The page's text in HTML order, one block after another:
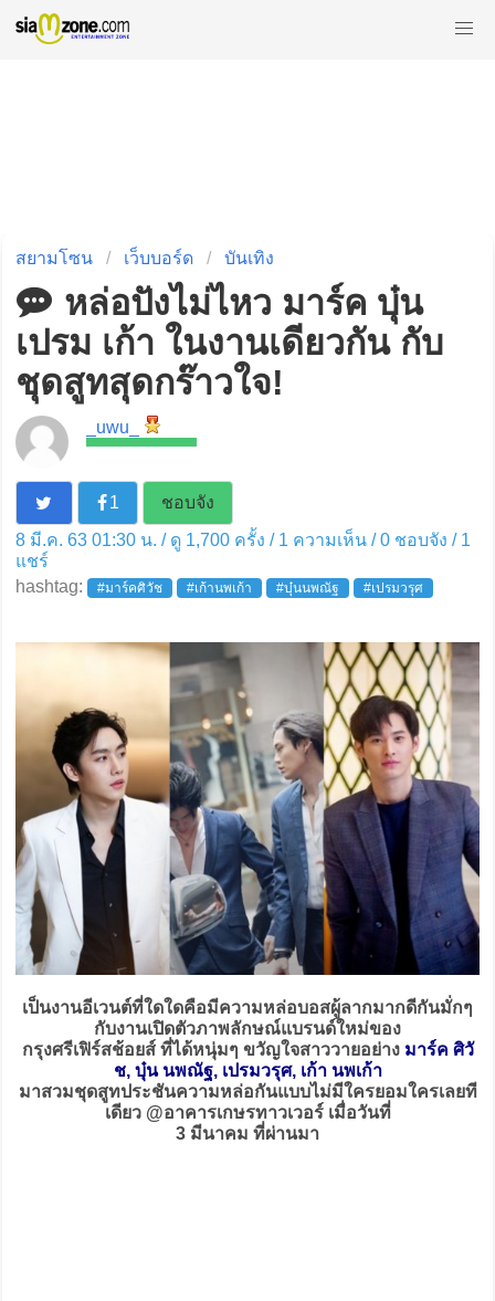
สยามโซน เว็บบอร์ด บันเทิง
หล่อปังไม่ไหว มาร์ค บุ๋น
เปรม เก้า ในงานเดียวกัน กับ
ชุดสูทสุดกร๊าวใจ!
_uwu_
1
ชอบจัง
8 มี.ค. 63 01:30 น. / ดู 1,700 ครั้ง / 1 ความเห็น /0ชอบจัง / 1
แชร์
hashtag:
#มาร์คศิวัช #เก้านพเก้า #บุ๋นนพณัฐ #เปรมวรุศ
เป็นงานอีเวนต์ที่ใดใดคือมีความหล่อบอสผู้ลากมากดีกันมั่กๆ
กับงานเปิดตัวภาพลักษณ์แบรนด์ใหม่ของ
กรุงศรีเฟิร์สช้อยส์ ที่ได้หนุ่มๆ ขวัญใจสาววายอย่าง มาร์ค ศิวั
ช, บุ๋น นพณัฐ, เปรมวรุศ, เก้า นพเก้า
มาสวมชุดสูทประชันความหล่อกันแบบไม่มีใครยอมใครเลยที
เดียว @อาคารเกษรทาวเวอร์ เมื่อวันที่
3 มีนาคม ที่ผ่านมา